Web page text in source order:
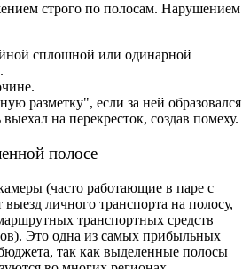
строго по полосам. Нарушением
сплошной или одинарной
разметку", если за ней образовался
выехал на перекресток, создав помеху.
полосе
(часто работающие в паре с
личного транспорта на полосу,
транспортных средств
Это одна из самых прибыльных
так как выделенные полосы